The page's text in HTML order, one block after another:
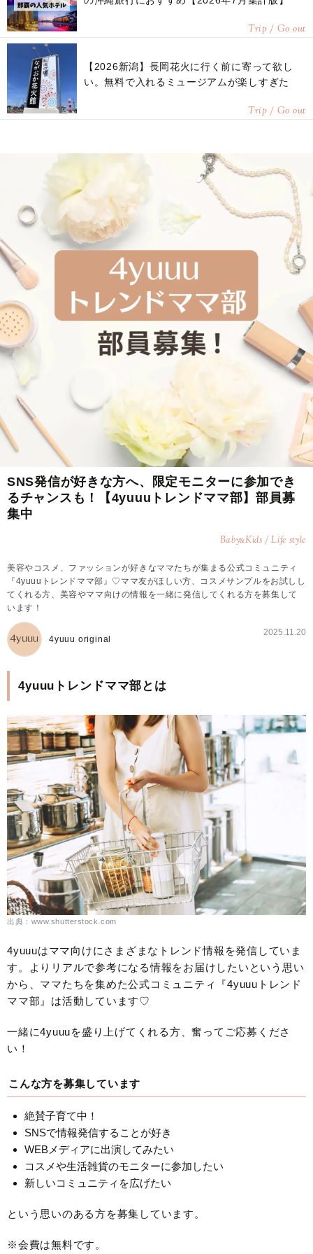
Trip / Go out
【2026新潟】長岡花火に行く前に寄って欲し
い。無料で入れるミュージアムが楽しすぎた
Trip / Go out
SNS発信が好きな方へ、限定モニターに参加でき
るチャンスも！【4yuuuトレンドママ部】部員募
集中
Baby&Kids / Life style
美容やコスメ、ファッションが好きなママたちが集まる公式コミュニティ
『4yuuuトレンドママ部』♡ママ友がほしい方、コスメサンプルをお試しし
てくれる方、美容やママ向けの情報を一緒に発信してくれる方を募集して
います！
4yuuu original
2025.11.20
4yuuuトレンドママ部とは
出典：www.shutterstock.com
4yuuuはママ向けにさまざまなトレンド情報を発信していま
す。よりリアルで参考になる情報をお届けしたいという思い
から、ママたちを集めた公式コミュニティ『4yuuuトレンド
ママ部』は活動しています♡
一緒に4yuuuを盛り上げてくれる方、奮ってご応募くださ
い！
こんな方を募集しています
絶賛子育て中！
SNSで情報発信することが好き
WEBメディアに出演してみたい
コスメや生活雑貨のモニターに参加したい
新しいコミュニティを広げたい
という思いのある方を募集しています。
※会費は無料です。